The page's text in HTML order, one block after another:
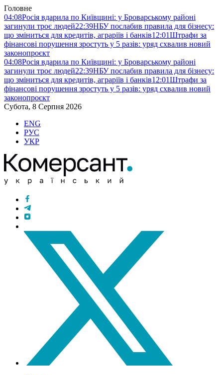
Головне
04:08Росія вдарила по Київщині: у Броварському районі
загинули троє людей22:39НБУ послабив правила для бізнесу:
що зміниться для кредитів, аграріїв і банків12:01Штрафи за
фінансові порушення зростуть у 5 разів: уряд схвалив новий
законопроєкт
04:08Росія вдарила по Київщині: у Броварському районі
загинули троє людей22:39НБУ послабив правила для бізнесу:
що зміниться для кредитів, аграріїв і банків12:01Штрафи за
фінансові порушення зростуть у 5 разів: уряд схвалив новий
законопроєкт
Субота, 8 Серпня 2026
ENG
РУС
УКР